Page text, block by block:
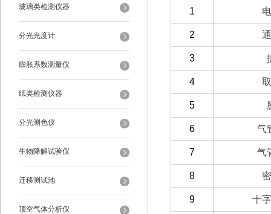
玻璃类检测仪器
分光光度计
膨胀系数测量仪
纸类检测仪器
分光测色仪
生物降解试验仪
迁移测试池
顶空气体分析仪
1
2
3
4
5
6 气
7 气
8
9 十